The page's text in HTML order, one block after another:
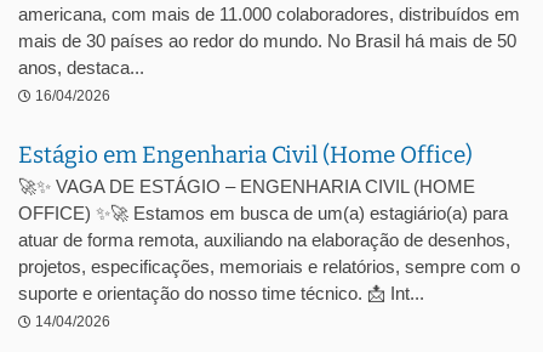
americana, com mais de 11.000 colaboradores, distribuídos em
mais de 30 países ao redor do mundo. No Brasil há mais de 50
anos, destaca...
16/04/2026
Estágio em Engenharia Civil (Home Office)
🚀✨ VAGA DE ESTÁGIO – ENGENHARIA CIVIL (HOME
OFFICE) ✨🚀 Estamos em busca de um(a) estagiário(a) para
atuar de forma remota, auxiliando na elaboração de desenhos,
projetos, especificações, memoriais e relatórios, sempre com o
suporte e orientação do nosso time técnico. 📩 Int...
14/04/2026